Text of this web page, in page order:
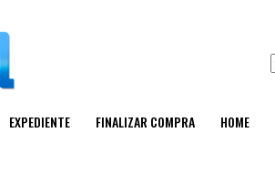
EXPEDIENTE FINALIZAR COMPRA HOME